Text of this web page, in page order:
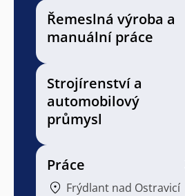
Řemeslná výroba a
manuální práce
Strojírenství a
automobilový
průmysl
Práce
Frýdlant nad Ostravicí